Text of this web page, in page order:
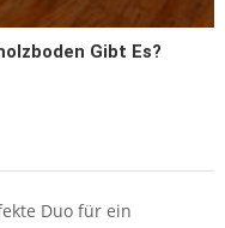
Gibt Es?
Duo für ein